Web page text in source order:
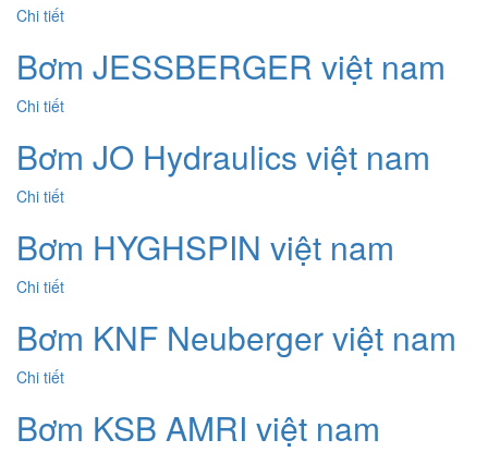
Chi tiết
Bơm JESSBERGER việt nam
Chi tiết
Bơm JO Hydraulics việt nam
Chi tiết
Bơm HYGHSPIN việt nam
Chi tiết
Bơm KNF Neuberger việt nam
Chi tiết
Bơm KSB AMRI việt nam